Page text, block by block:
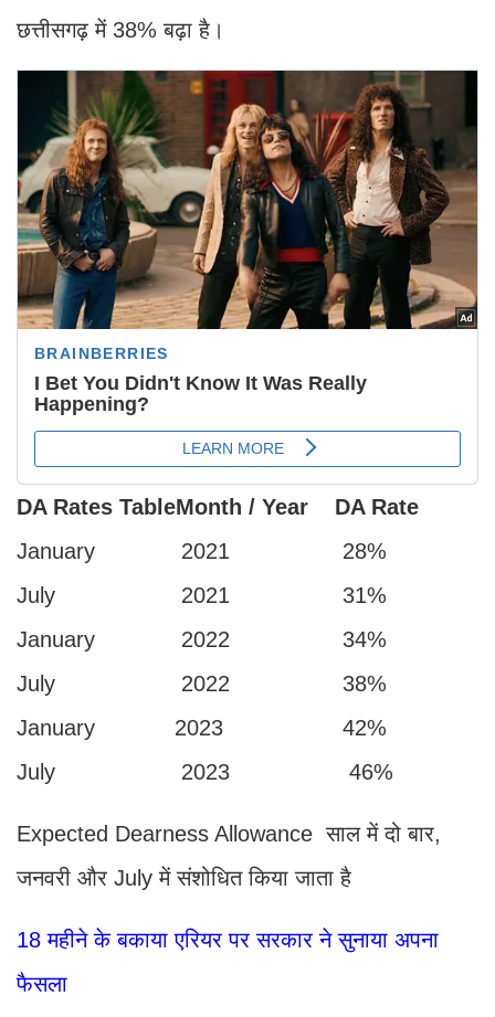
छत्तीसगढ़ में 38% बढ़ा है।
DA Rates TableMonth / Year DA Rate
January 2021 28%
July 2021 31%
January 2022 34%
July 2022 38%
January 2023 42%
July 2023 46%
Expected Dearness Allowance साल में दो बार,
जनवरी और July में संशोधित किया जाता है
18 महीने के बकाया एरियर पर सरकार ने सुनाया अपना
फैसला